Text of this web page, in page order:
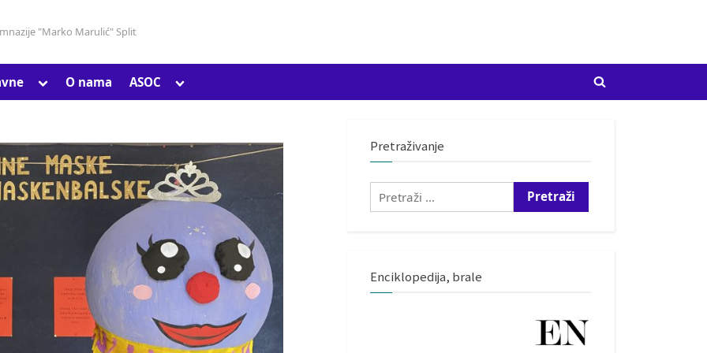
"Marko Marulić" Split
Toggle
Toggle
sub-
Toggle
sub-
O nama ASOC
Toggle
sub-
Toggle
Pretraživanje
Pretraži:
Enciklopedija, brale